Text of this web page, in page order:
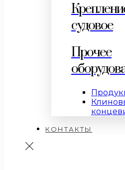
судовое
Прочее
КОНТАКТЫ